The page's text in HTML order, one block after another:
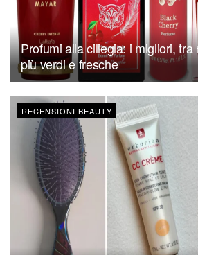
Profumi alla ciliegia: i migliori,
più verdi e fresche
RECENSIONI BEAUTY